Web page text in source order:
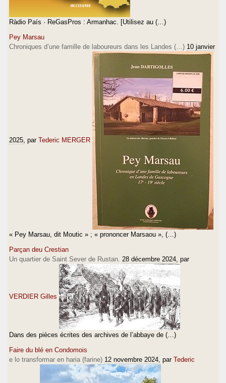
Ràdio País · ReGasPros : Armanhac. [Utilisez au (…)
Pey Marsau
Chroniques d’une famille de laboureurs dans les Landes (…) 10 janvier
2025 , par Tederic MERGER
« Pey Marsau, dit Moutic » ; « prononcer Marsaou », (…)
Parçan deu Crestian
Un quartier de Saint Sever de Rustan. 28 décembre 2024 , par
VERDIER Gilles
Dans des pièces écrites des archives de l’abbaye de (…)
Faire du blé en Condomois
e lo transformar en haria (farine) 12 novembre 2024 , par Tederic